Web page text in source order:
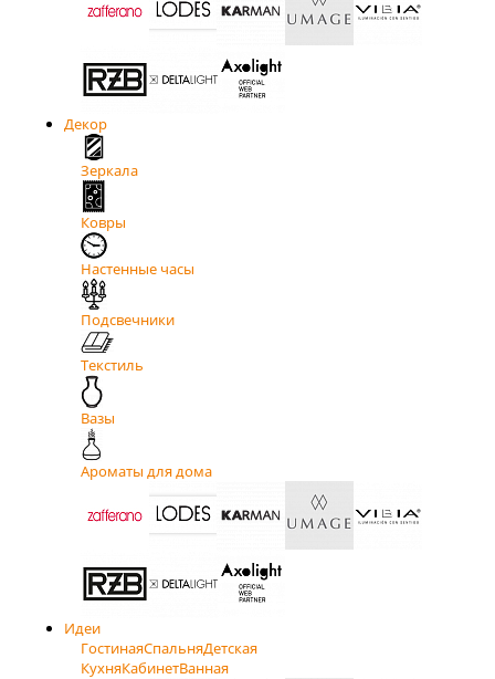
Декор
Зеркала
Ковры
Настенные часы
Подсвечники
Текстиль
Вазы
Ароматы для дома
Идеи
ГостинаяСпальняДетская
КухняКабинетВанная